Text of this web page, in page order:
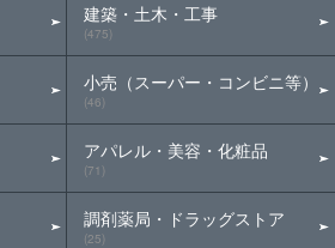
建築・土木・工事
(475)
小売（スーパー・コンビニ等）
(46)
アパレル・美容・化粧品
(71)
調剤薬局・ドラッグストア
(25)